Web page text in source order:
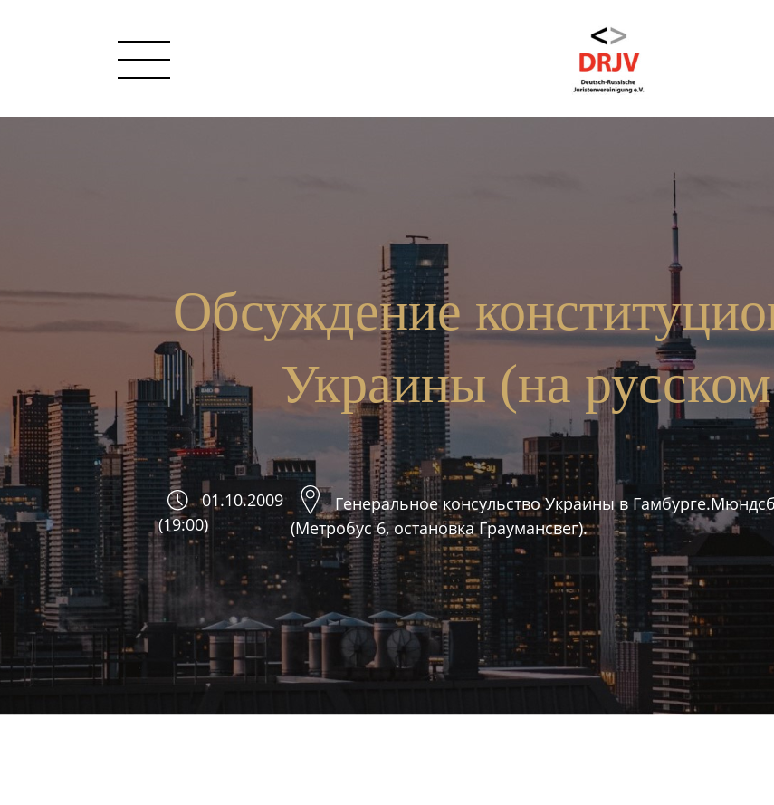
Обсуждение
Украины (на
01.10.2009
(19:00)
Генеральное консульство Украины в
(Метробус 6, остановка Граумансвег).